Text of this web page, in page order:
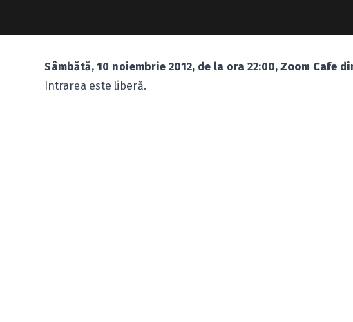
Sâmbătă, 10 noiembrie 2012, de la ora 22:00, Zoom Cafe
Intrarea este liberă.